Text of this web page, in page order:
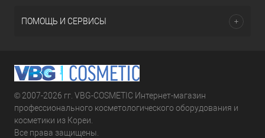
ПОМОЩЬ И СЕРВИСЫ
© 2007-2026 гг. VBG-COSMETIC Интернет-магазин
профессионального косметологического оборудования и
косметики из Кореи.
Все права защищены.